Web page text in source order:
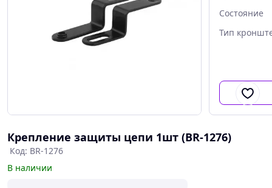
Состояние
Тип
Крепление защиты цепи 1шт (BR-1276)
Код: BR-1276
В наличии